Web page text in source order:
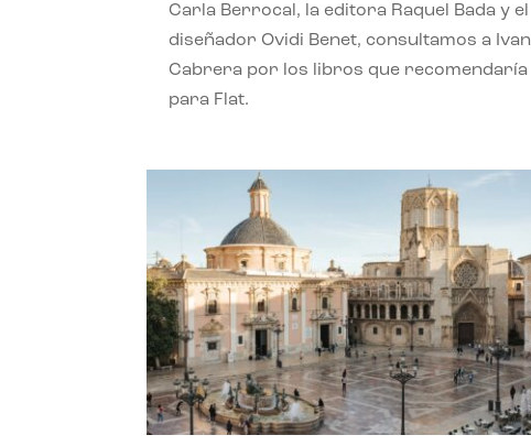
Carla Berrocal, la editora Raquel Bada y el
diseñador Ovidi Benet, consultamos a Ivan
Cabrera por los libros que recomendaría
para Flat.